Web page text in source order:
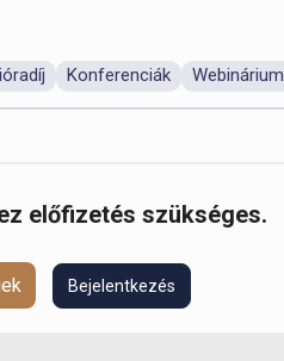
Konferenciák Webinárium
előfizetés szükséges.
Bejelentkezés